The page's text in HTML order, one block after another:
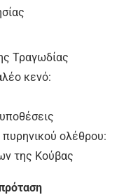
Τραγωδίας
κενό:
ολέθρου:
της Κούβας